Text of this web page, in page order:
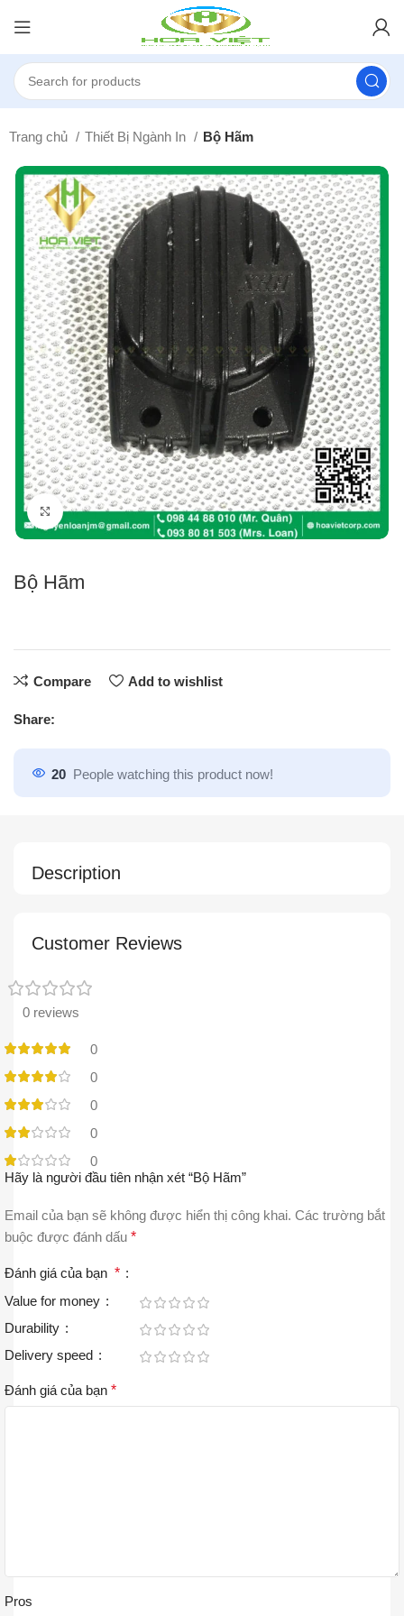
Trang chủ Thiết Bị Ngành In Bộ Hãm
Click to enlarge
Bộ Hãm
Compare Add to wishlist
Share:
20 People watching this product now!
Description
Customer Reviews
0 reviews
0
0
0
0
0
Hãy là người đầu tiên nhận xét “Bộ Hãm”
Email của bạn sẽ không được hiển thị công khai. Các trường bắt
buộc được đánh dấu *
Đánh giá của bạn *
Value for money
Durability
Delivery speed
Đánh giá của bạn *
Pros